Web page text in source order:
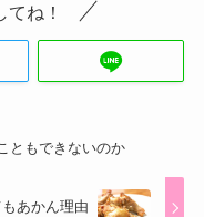
ね！
ともできないのか
あかん理由